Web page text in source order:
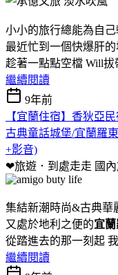
小小的旅行總能為自
最近忙到一個快爆肝的
趁著一點點空檔 Will
繼續閱讀
9年前
【宜蘭住宿】香狄亞
古典童話城堡/宜蘭羅
+影音)
❤旅遊．到處走走 國
集結新潮時尚&古典華
又處於地利之便的宜
從踏進去的那一刻起
繼續閱讀